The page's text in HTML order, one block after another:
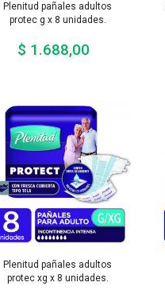
Plenitud pañales adultos
protec g x 8 unidades.
$ 1.688,00
Plenitud pañales adultos
protec xg x 8 unidades.